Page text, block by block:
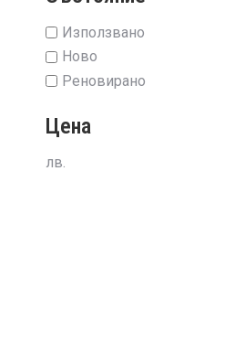
Използвано
Ново
Реновирано
Цена
лв.